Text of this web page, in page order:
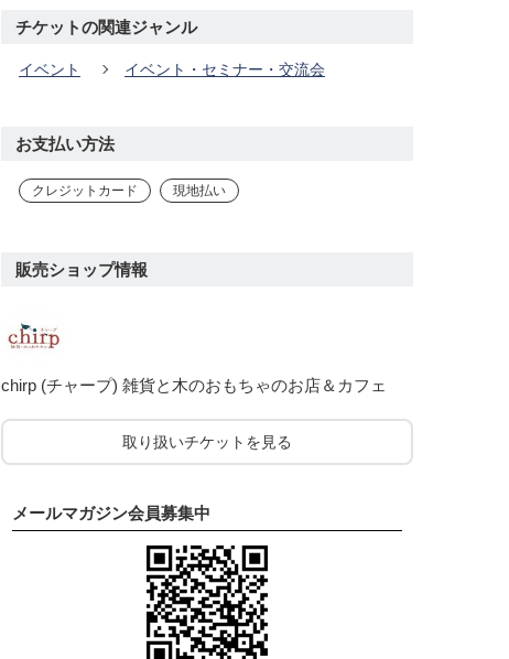
チケットの関連ジャンル
イベント イベント・セミナー・交流会
お支払い方法
クレジットカード 現地払い
販売ショップ情報
chirp (チャープ) 雑貨と木のおもちゃのお店＆カフェ
取り扱いチケットを見る
メールマガジン会員募集中